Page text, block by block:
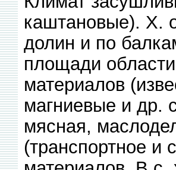
каштановые). X.
долин и по
площади
материалов
магниевые и др.
мясная,
(транспортное и